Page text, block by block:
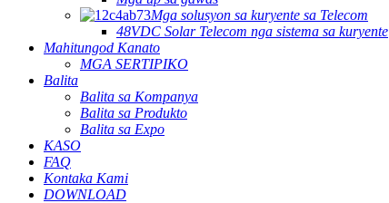
Mga solusyon sa kuryente sa Telecom
48VDC Solar Telecom nga sistema sa kuryente
Mahitungod Kanato
MGA SERTIPIKO
Balita
Balita sa Kompanya
Balita sa Produkto
Balita sa Expo
KASO
FAQ
Kontaka Kami
DOWNLOAD